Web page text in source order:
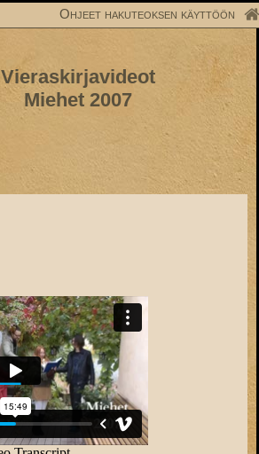
Ohjeet hakuteoksen käyttöön
Vieraskirjavideot
Miehet 2007